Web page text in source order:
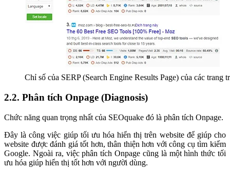
Chỉ số của SERP (Search Engine Results Page) của các trang
2.2. Phân tích Onpage (Diagnosis)
Chức năng quan trọng nhất của SEOquake đó là phân tích Onpage.
Đây là công việc giúp tối ưu hóa hiển thị trên website để giúp cho
website được đánh giá tốt hơn, thân thiện hơn với công cụ tìm kiếm
Google. Ngoài ra, việc phân tích Onpage cũng là một hình thức tối
ưu hóa giúp hiển thị tốt hơn với người dùng.